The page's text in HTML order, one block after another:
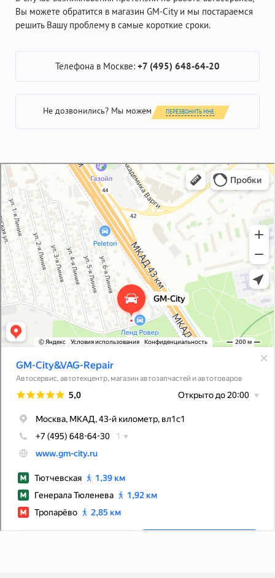
Вы можете обратится в магазин GM-City и мы постараемся
решить Вашу проблему в самые короткие сроки.
Телефона в Москве: +7 (495) 648-64-20
Не дозвонились? Мы можем ПЕРЕЗВОНИТЬ МНЕ
GM-City&VAG-Repair
Автосервис, автотехцентр в Москве
Магазин автозапчастей и автотоваров в Москве